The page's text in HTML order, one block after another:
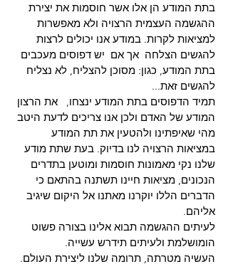
בתת המודע הן אלו אשר חוסמות את יצירת
ההגשמה העצמית הרצויה ולא מאפשרות
למציאות לקרות. במודע אנו יכולים לרצות
להגשים הצלחה  אך אם  יש דפוסים מעכבים
בתת המודע, כגון: מסוכן להצליח, לא נצליח
להגשים זאת...
תמיד הדפוסים בתת המודע ינצחו,   את הרצון
המודע של האדם ולכן אנו צריכים לדעת היטב
מהי שאיפתינו ולהטעין את תת המודע
במציאות הרצויה לנו בדיוק. בעת שתת מודע
שלנו נקי מאמונות חוסמות ומוטען בתדרים
הנכונים, מציאות חיינו תשתנה בהתאם כי
הדברים הללו יוקרנו מאתנו אל היקום שיגיב
אליהם.
לעיתים ההגשמה תבוא אלינו בצורה פשוט
הומושלמת ולעיתים תידרש עשייה.
העשיה מטרתה, תרומה שלנו ליצירת העולם.